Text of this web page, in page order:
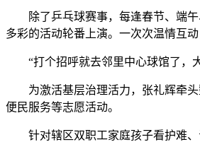
除了乒乓球赛事，每逢春节、端午
多彩的活动轮番上演。一次次温情互
“打个招呼就去邻里中心球馆了，大
为激活基层治理活力，张礼辉牵头
便民服务等志愿活动。
针对辖区双职工家庭孩子看护难、